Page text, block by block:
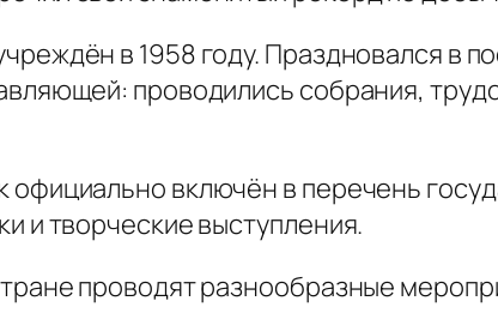
в 1958 году. Праздновался в
проводились собрания,
включён в перечень
и творческие выступления.
проводят разнообразные